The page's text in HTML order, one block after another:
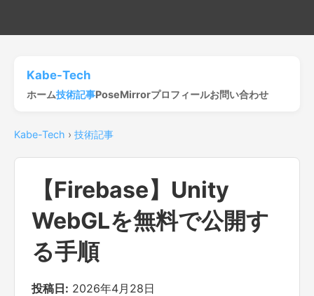
Kabe-Tech
ホーム技術記事PoseMirrorプロフィールお問い合わせ
Kabe-Tech › 技術記事
【Firebase】Unity
WebGLを無料で公開す
る手順
投稿日: 2026年4月28日